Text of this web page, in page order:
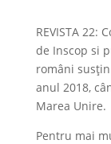
REVISTA 22:
de Inscop si
români
anul 2018,
Marea Unire.
Pentru mai